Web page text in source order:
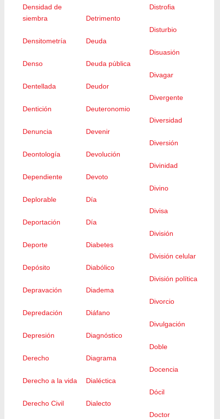
Densidad de
siembra
Densitometría
Denso
Dentellada
Dentición
Denuncia
Deontología
Dependiente
Deplorable
Deportación
Deporte
Depósito
Depravación
Depredación
Depresión
Derecho
Derecho a la vida
Derecho Civil
Detrimento
Deuda
Deuda pública
Deudor
Deuteronomio
Devenir
Devolución
Devoto
Día
Día
Diabetes
Diabólico
Diadema
Diáfano
Diagnóstico
Diagrama
Dialéctica
Dialecto
Distrofia
Disturbio
Disuasión
Divagar
Divergente
Diversidad
Diversión
Divinidad
Divino
Divisa
División
División celular
División política
Divorcio
Divulgación
Doble
Docencia
Dócil
Doctor